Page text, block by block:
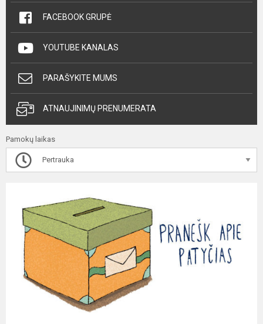
FACEBOOK GRUPĖ
YOUTUBE KANALAS
PARAŠYKITE MUMS
ATNAUJINIMŲ PRENUMERATA
Pamokų laikas
Pertrauka